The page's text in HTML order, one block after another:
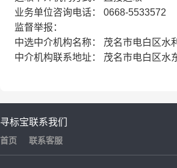
业务单位咨询电话： 0668-5533572
监督举报：
中选中介机构名称： 茂名市电白区水
中介机构联系地址： 茂名市电白区水
寻标宝
首页
联系我们
联系客服